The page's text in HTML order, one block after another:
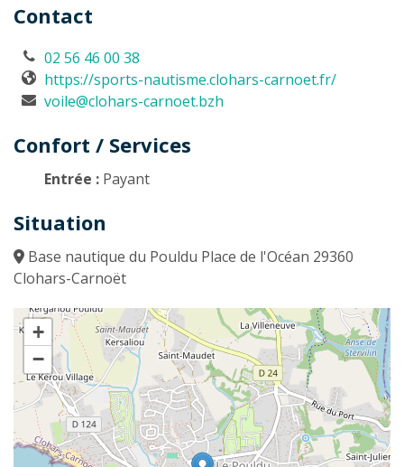
Contact
02 56 46 00 38
https://sports-nautisme.clohars-carnoet.fr/
voile@clohars-carnoet.bzh
Confort / Services
Entrée : Payant
Situation
Base nautique du Pouldu Place de l'Océan 29360
Clohars-Carnoët
+
−